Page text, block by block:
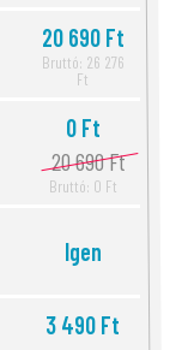
20 690 Ft
Bruttó: 26 276
Ft
0 Ft
20 690 Ft
Bruttó: 0 Ft
Igen
3 490 Ft